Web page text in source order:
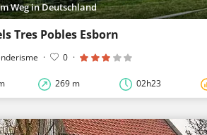
Weg in Deutschland
Tres Pobles Esborn
· 0 ·
269 m 02h23